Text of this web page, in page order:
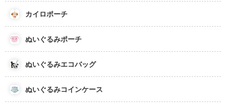
カイロポーチ
ぬいぐるみポーチ
ぬいぐるみエコバッグ
ぬいぐるみコインケース